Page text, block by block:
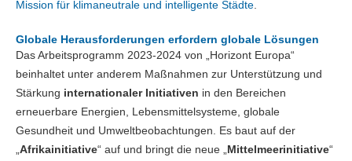
Mission für klimaneutrale und intelligente Städte.
Globale Herausforderungen erfordern globale Lösungen
Das Arbeitsprogramm 2023-2024 von „Horizont Europa“
beinhaltet unter anderem Maßnahmen zur Unterstützung und
Stärkung internationaler Initiativen in den Bereichen
erneuerbare Energien, Lebensmittelsysteme, globale
Gesundheit und Umweltbeobachtungen. Es baut auf der
„Afrikainitiative“ auf und bringt die neue „Mittelmeerinitiative“